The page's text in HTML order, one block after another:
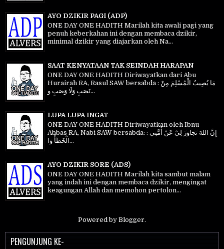
AYO DZIKIR PAGI (ADP)
ONE DAY ONE HADITH Marilah kita awali pagi yang
penuh keberkahan ini dengan membaca dzikir,
minimal dzikir yang diajarkan oleh Na...
SAAT KENYATAAN TAK SEINDAH HARAPAN
ONE DAY ONE HADITH Diriwayatkan dari Abu
Hurairah RA, Rasul SAW bersabda : مَا يُصِيبُ الْمُسْلِمَ مِنْ
نَصَبٍ وَلَا وَصَبٍ و...
LUPA LUPA INGAT
ONE DAY ONE HADITH Diriwayatkan oleh Ibnu
Abbas RA, Nabi SAW bersabda: إِنَّ اللهَ تَجَاوَزَ لِيْ عَنْ أُمَّتِي :
الْخَطَأُ وَا...
AYO DZIKIR SORE (ADS)
ONE DAY ONE HADITH Marilah kita sambut malam
yang indah ini dengan membaca dzikir, mengingat
keagungan Allah dan memohon pertolon...
Powered by Blogger.
PENGUNJUNG KE-